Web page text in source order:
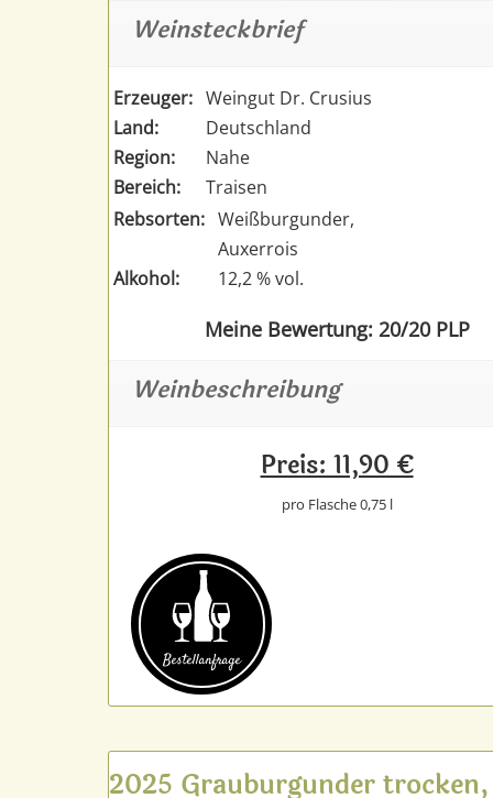
Weinsteckbrief
Erzeuger: Weingut Dr. Crusius
Land:
Deutschland
Region:
Nahe
Bereich:
Traisen
Rebsorten: Weißburgunder,
Auxerrois
Alkohol:
12,2 % vol.
Meine Bewertung: 20/20 PLP
Weinbeschreibung
Preis: 11,90 €
pro Flasche 0,75 l
Bestell­anfrage
2025 Grauburgunder